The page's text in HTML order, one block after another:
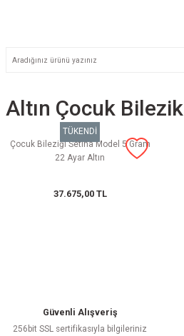
Altın Çocuk Bilezik
TÜKENDİ
Çocuk Bileziği Setina Model 5 Gram
22 Ayar Altın
37.675,00 TL
Güvenli Alışveriş
256bit SSL sertifikasıyla bilgileriniz